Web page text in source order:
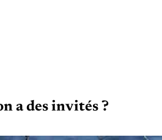
a des invités ?